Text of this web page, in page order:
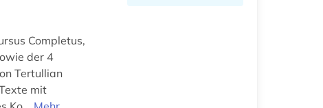
Completus,
der 4
Tertullian
mit